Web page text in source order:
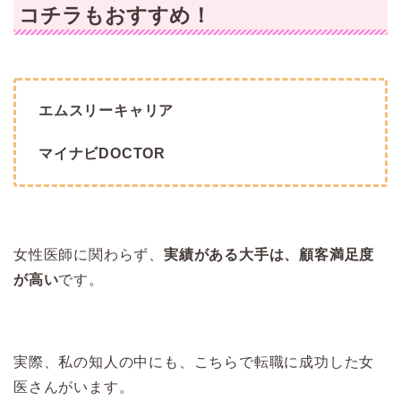
コチラもおすすめ！
エムスリーキャリア
マイナビDOCTOR
女性医師に関わらず、 実績がある大手は、顧客満足度
が高いです。
実際、私の知人の中にも、こちらで転職に成功した女
医さんがいます。